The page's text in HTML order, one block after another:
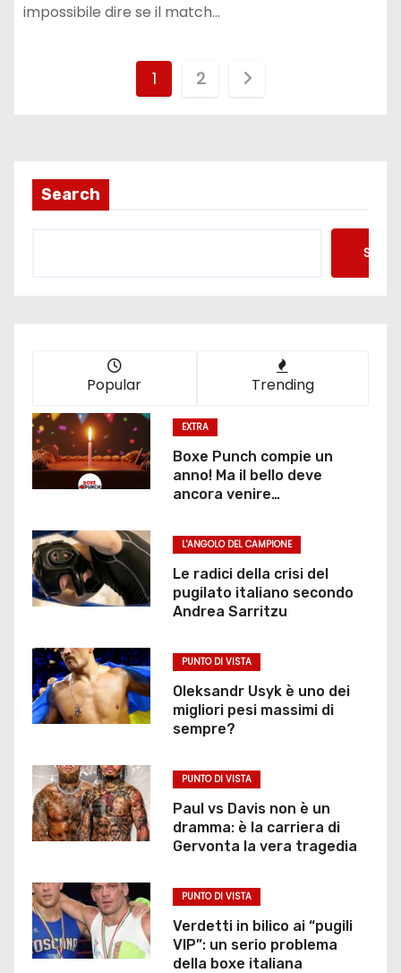
impossibile dire se il match…
o
n
e
d
e
g
l
i
a
r
i
c
l
i
1 2
Search
Popular Trending
EXTRA
Boxe Punch compie un
anno! Ma il bello deve
ancora venire…
L'ANGOLO DEL CAMPIONE
Le radici della crisi del
pugilato italiano secondo
Andrea Sarritzu
PUNTO DI VISTA
Oleksandr Usyk è uno dei
migliori pesi massimi di
sempre?
PUNTO DI VISTA
Paul vs Davis non è un
dramma: è la carriera di
Gervonta la vera tragedia
PUNTO DI VISTA
Verdetti in bilico ai “pugili
VIP”: un serio problema
della boxe italiana